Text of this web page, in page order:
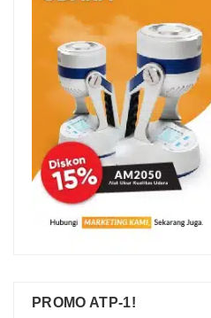
PROMO ATP-1!